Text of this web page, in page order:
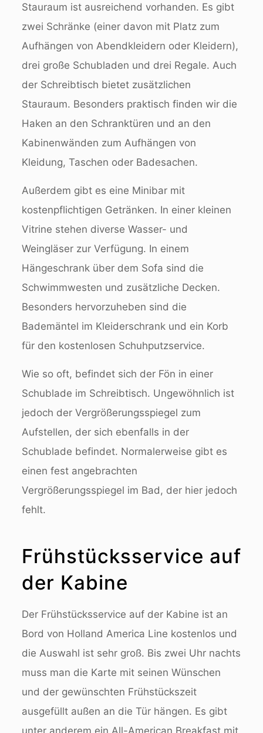
Stauraum ist ausreichend vorhanden. Es gibt
zwei Schränke (einer davon mit Platz zum
Aufhängen von Abendkleidern oder Kleidern),
drei große Schubladen und drei Regale. Auch
der Schreibtisch bietet zusätzlichen
Stauraum. Besonders praktisch finden wir die
Haken an den Schranktüren und an den
Kabinenwänden zum Aufhängen von
Kleidung, Taschen oder Badesachen.
Außerdem gibt es eine Minibar mit
kostenpflichtigen Getränken. In einer kleinen
Vitrine stehen diverse Wasser- und
Weingläser zur Verfügung. In einem
Hängeschrank über dem Sofa sind die
Schwimmwesten und zusätzliche Decken.
Besonders hervorzuheben sind die
Bademäntel im Kleiderschrank und ein Korb
für den kostenlosen Schuhputzservice.
Wie so oft, befindet sich der Fön in einer
Schublade im Schreibtisch. Ungewöhnlich ist
jedoch der Vergrößerungsspiegel zum
Aufstellen, der sich ebenfalls in der
Schublade befindet. Normalerweise gibt es
einen fest angebrachten
Vergrößerungsspiegel im Bad, der hier jedoch
fehlt.
Frühstücksservice auf
der Kabine
Der Frühstücksservice auf der Kabine ist an
Bord von Holland America Line kostenlos und
die Auswahl ist sehr groß. Bis zwei Uhr nachts
muss man die Karte mit seinen Wünschen
und der gewünschten Frühstückszeit
ausgefüllt außen an die Tür hängen. Es gibt
unter anderem ein All-American Breakfast mit